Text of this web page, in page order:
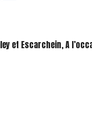
et Escarchein, A